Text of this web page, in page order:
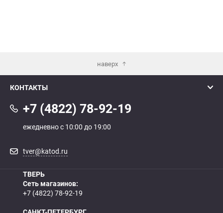
наверх
КОНТАКТЫ
+7 (4822) 78-92-19
ежедневно с 10:00 до 19:00
tver@katod.ru
ТВЕРЬ
Сеть магазинов:
+7 (4822) 78-92-19